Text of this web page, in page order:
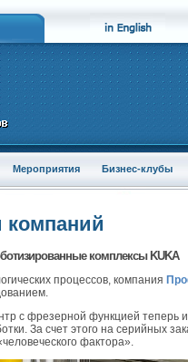
Мероприятия Бизнес-клубы
комплексы KUKA
процессов, компания
с фрезерной функцией теперь
За счет этого на серийных
фактора».